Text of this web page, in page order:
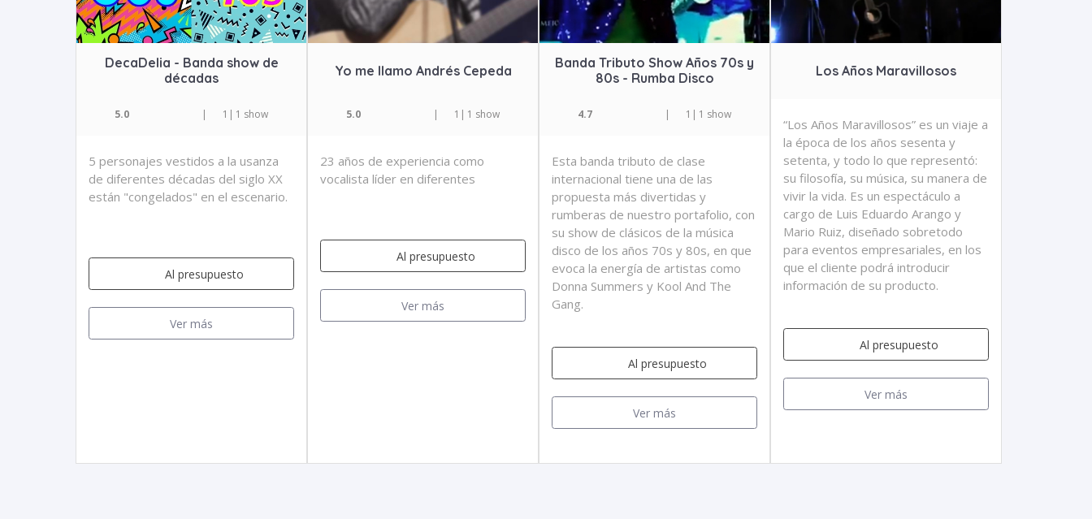
DecaDelia - Banda show de
décadas
5.0 | 1 | 1 show
5 personajes vestidos a la usanza
de diferentes décadas del siglo XX
están "congelados" en el escenario.
Al presupuesto
Ver más
Yo me llamo Andrés Cepeda
5.0 | 1 | 1 show
23 años de experiencia como
vocalista líder en diferentes
Al presupuesto
Ver más
Banda Tributo Show Años 70s y
80s - Rumba Disco
4.7 | 1 | 1 show
Esta banda tributo de clase
internacional tiene una de las
propuesta más divertidas y
rumberas de nuestro portafolio, con
su show de clásicos de la música
disco de los años 70s y 80s, en que
evoca la energía de artistas como
Donna Summers y Kool And The
Gang.
Al presupuesto
Ver más
Los Años Maravillosos
“Los Años Maravillosos” es un viaje a
la época de los años sesenta y
setenta, y todo lo que representó:
su filosofía, su música, su manera de
vivir la vida. Es un espectáculo a
cargo de Luis Eduardo Arango y
Mario Ruiz, diseñado sobretodo
para eventos empresariales, en los
que el cliente podrá introducir
información de su producto.
Al presupuesto
Ver más